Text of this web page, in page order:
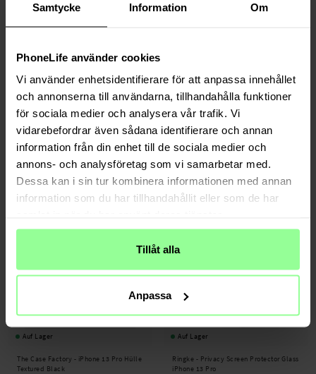
Samtycke Information Om
PhoneLife använder cookies
Vi använder enhetsidentifierare för att anpassa innehållet
och annonserna till användarna, tillhandahålla funktioner
för sociala medier och analysera vår trafik. Vi
vidarebefordrar även sådana identifierare och annan
information från din enhet till de sociala medier och
annons- och analysföretag som vi samarbetar med.
Dessa kan i sin tur kombinera informationen med annan
information som du har tillhandahållit eller som de har
Tillåt alla
Anpassa
Auf Lager
Apple iPhone 13 Pro 3-in-1 Qi2 MagSafe
Kabellose Ladestation schwarz
Auf Lager
Ringke -
iPhone 13 Pro Folio Wallet
Magnetic Braun
Auf Lager
The Case Factory - iPhone 13 Pro Hülle
Textured Black
Auf Lager
Ringke - Privacy Screen Protector Glass
iPhone 13 Pro